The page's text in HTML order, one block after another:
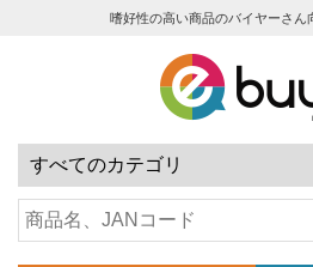
嗜好性の高い商品のバイヤーさん